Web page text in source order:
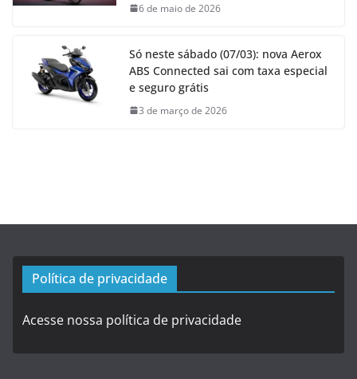
6 de maio de 2026
Só neste sábado (07/03): nova Aerox
ABS Connected sai com taxa especial
e seguro grátis
3 de março de 2026
Política de privacidade
Acesse nossa política de privacidade